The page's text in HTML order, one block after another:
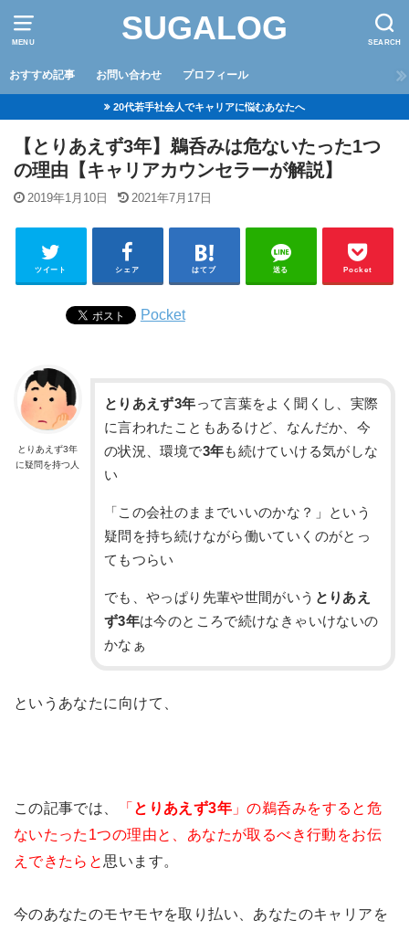
MENU SEARCH
SUGALOG
おすすめ記事 お問い合わせ プロフィール
20代若手社会人でキャリアに悩むあなたへ
【とりあえず3年】鵜呑みは危ないたった1つ
の理由【キャリアカウンセラーが解説】
2019年1月10日 2021年7月17日
ツイート シェア はてブ 送る Pocket
Pocket
とりあえず3年
に疑問を持つ人
とりあえず3年って言葉をよく聞くし、実際
に言われたこともあるけど、なんだか、今
の状況、環境で3年も続けていける気がしな
い
「この会社のままでいいのかな？」という
疑問を持ち続けながら働いていくのがとっ
てもつらい
でも、やっぱり先輩や世間がいう とりあえ
ず3年は今のところで続けなきゃいけないの
かなぁ
というあなたに向けて、
この記事では、 「 とりあえず3年 」の鵜呑みをすると危
ないたった1つの理由と、あなたが取るべき行動をお伝
えできたらと 思います。
今のあなたのモヤモヤを取り払い、あなたのキャリアを